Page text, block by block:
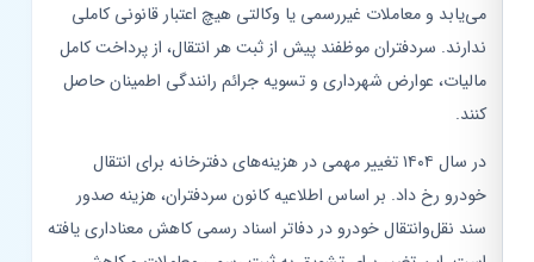
می‌یابد و معاملات غیررسمی یا وکالتی هیچ اعتبار قانونی کاملی
ندارند. سردفتران موظفند پیش از ثبت هر انتقال، از پرداخت کامل
مالیات، عوارض شهرداری و تسویه جرائم رانندگی اطمینان حاصل
کنند.
در سال ۱۴۰۴ تغییر مهمی در هزینه‌های دفترخانه برای انتقال
خودرو رخ داد. بر اساس اطلاعیه کانون سردفتران، هزینه صدور
سند نقل‌وانتقال خودرو در دفاتر اسناد رسمی کاهش معناداری یافته